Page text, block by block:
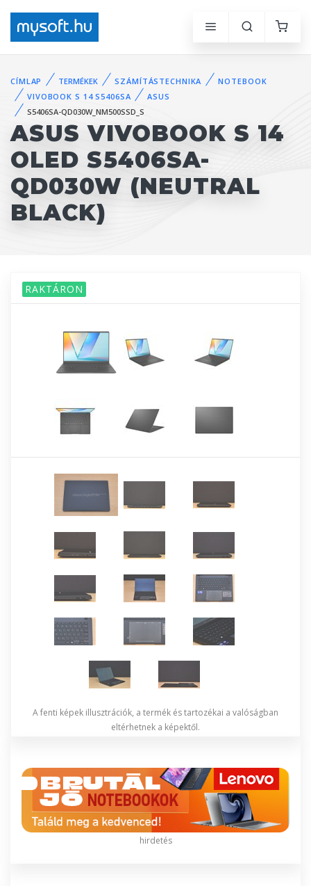
CÍMLAP TERMÉKEK SZÁMÍTÁSTECHNIKA
NOTEBOOK
VIVOBOOK S 14 S5406SA
ASUS
S5406SA-QD030W_NM500SSD_S
ASUS VIVOBOOK S 14
OLED S5406SA-
QD030W (NEUTRAL
BLACK)
RAKTÁRON
A fenti képek illusztrációk, a termék és tartozékai a valóságban
eltérhetnek a képektől.
hirdetés